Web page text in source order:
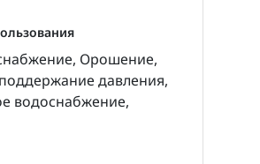
двигатель с
среди которых
Орошение,
давления,
водоснабжение,